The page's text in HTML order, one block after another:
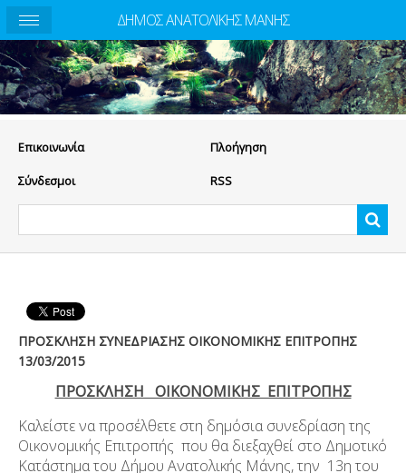
Eπικοινωνία Πλοήγηση
Σύνδεσμοι RSS
ΠΡΟΣΚΛΗΣΗ ΣΥΝΕΔΡΙΑΣΗΣ ΟΙΚΟΝΟΜΙΚΗΣ ΕΠΙΤΡΟΠΗΣ
13/03/2015
ΠΡΟΣΚΛΗΣΗ ΟΙΚΟΝΟΜΙΚΗΣ ΕΠΙΤΡΟΠΗΣ
Καλείστε να προσέλθετε στη δημόσια συνεδρίαση της
Οικονομικής Επιτροπής που θα διεξαχθεί στο Δημοτικό
Κατάστημα του Δήμου Ανατολικής Μάνης, την 13η του
ΔΗΜΟΣ ΑΝΑΤΟΛΙΚΗΣ ΜΑΝΗΣ